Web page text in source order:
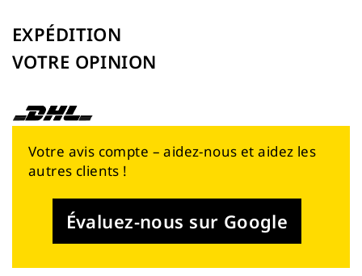
EXPÉDITION
VOTRE OPINION
Votre avis compte – aidez-nous et aidez les
autres clients !
Évaluez-nous sur Google